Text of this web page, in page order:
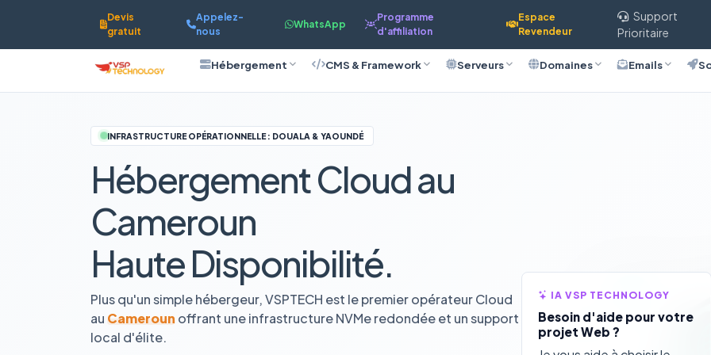
Devis
gratuit
Appelez-
nous
WhatsApp
Programme
d'affiliation
Espace
Revendeur
Support
Prioritaire
Hébergement CMS & Framework Serveurs Domaines Emails
INFRASTRUCTURE OPÉRATIONNELLE : DOUALA & YAOUNDÉ
Hébergement Cloud au
Cameroun
Haute Disponibilité.
Plus qu'un simple hébergeur, VSPTECH est le premier opérateur Cloud
au Cameroun offrant une infrastructure NVMe redondée et un support
local d'élite.
IA VSP TECHNOLOGY
Besoin d'aide pour votre
projet Web ?